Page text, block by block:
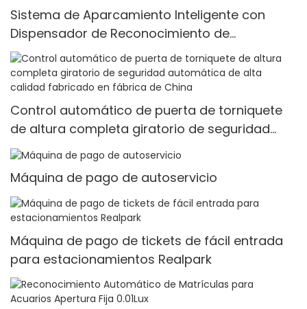
Sistema de Aparcamiento Inteligente con
Dispensador de Reconocimiento de
Matrículas Realpark
Control automático de puerta de torniquete
de altura completa giratorio de seguridad
automática de alta calidad fabricado en
fábrica de China
Máquina de pago de autoservicio
Máquina de pago de tickets de fácil entrada
para estacionamientos Realpark